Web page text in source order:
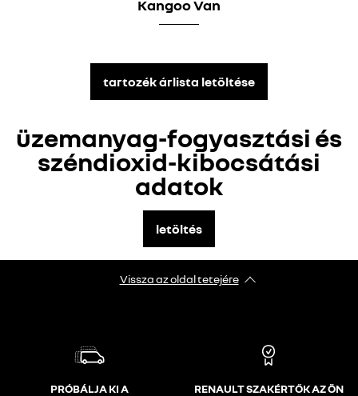
Kangoo Van
tartozék árlista letöltése
üzemanyag-fogyasztási és
széndioxid-kibocsátási
adatok
letöltés
Vissza az oldal tetejére
PRÓBÁLJA KI A
RENAULT SZAKÉRTŐK AZ ÖN